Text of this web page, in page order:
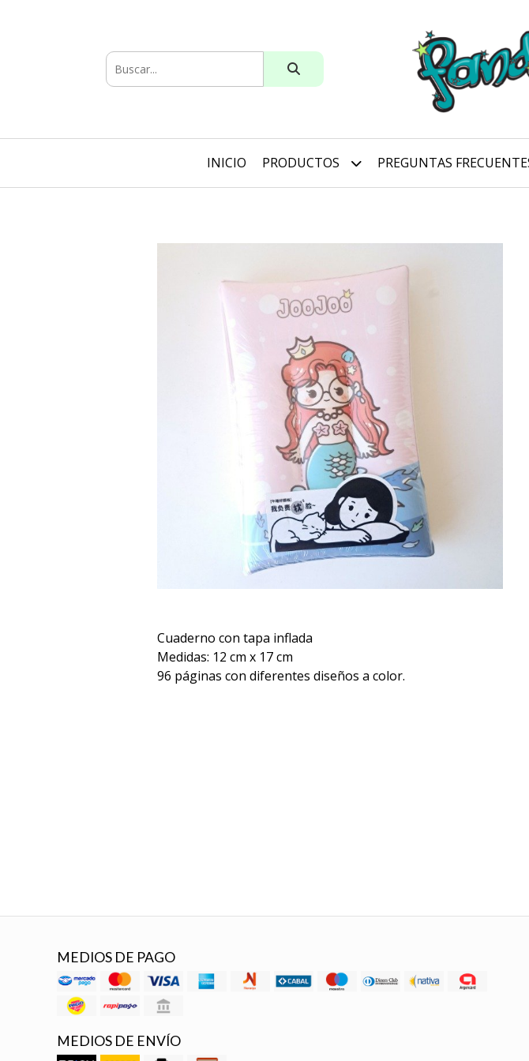
INICIO PRODUCTOS PREGUNTAS
Cuaderno con tapa inflada
Medidas: 12 cm x 17 cm
96 páginas con diferentes diseños a color.
MEDIOS DE PAGO
MEDIOS DE ENVÍO